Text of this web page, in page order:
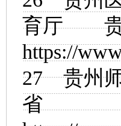
育厅
https://
27贵州
省